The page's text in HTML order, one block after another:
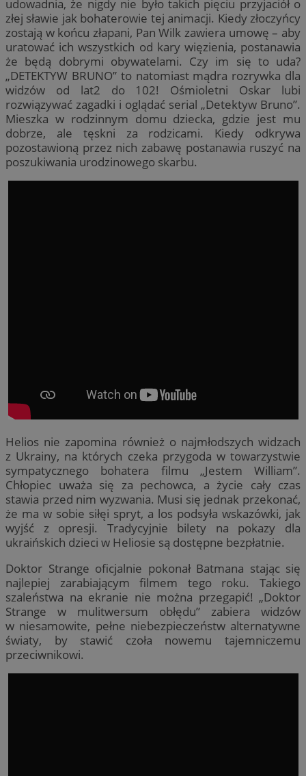
udowadnia, że nigdy nie było takich pięciu przyjaciół o
złej sławie jak bohaterowie tej animacji. Kiedy złoczyńcy
zostają w końcu złapani, Pan Wilk zawiera umowę – aby
uratować ich wszystkich od kary więzienia, postanawia
że będą dobrymi obywatelami. Czy im się to uda?
„DETEKTYW BRUNO” to natomiast mądra rozrywka dla
widzów od lat2 do 102! Ośmioletni Oskar lubi
rozwiązywać zagadki i oglądać serial „Detektyw Bruno”.
Mieszka w rodzinnym domu dziecka, gdzie jest mu
dobrze, ale tęskni za rodzicami. Kiedy odkrywa
pozostawioną przez nich zabawę postanawia ruszyć na
poszukiwania urodzinowego skarbu.
Helios nie zapomina również o najmłodszych widzach
z Ukrainy, na których czeka przygoda w towarzystwie
sympatycznego bohatera filmu „Jestem William”.
Chłopiec uważa się za pechowca, a życie cały czas
stawia przed nim wyzwania. Musi się jednak przekonać,
że ma w sobie siłęi spryt, a los podsyła wskazówki, jak
wyjść z opresji. Tradycyjnie bilety na pokazy dla
ukraińskich dzieci w Heliosie są dostępne bezpłatnie.
Doktor Strange oficjalnie pokonał Batmana stając się
najlepiej zarabiającym filmem tego roku. Takiego
szaleństwa na ekranie nie można przegapić! „Doktor
Strange w mulitwersum obłędu” zabiera widzów
w niesamowite, pełne niebezpieczeństw alternatywne
światy, by stawić czoła nowemu tajemniczemu
przeciwnikowi.